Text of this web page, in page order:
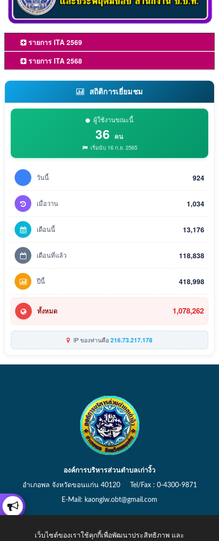
รายการ ITA 2569
รายการ ITA 2568
สถิติการเยี่ยมชม
ผู้ใช้งานขณะนี้
36 คน
เริ่มนับ 16 ก.ย. 2565
วันนี้ 924
เมื่อวาน 1,034
เดือนนี้ 13,176
เดือนที่แล้ว 118,838
ปีนี้ 418,998
ทั้งหมด 1,078,262
IP ของท่านคือ216.73.217.178
องค์การบริหารส่วนตำบลเก่างิ้ว
อำเภอพล จังหวัดขอนแก่น 40120 Tel/Fax : 0-4300-9871
E-Mail: kaongiw.obt@gmail.com
เว็บไซต์ของเราใช้คุกกี้เพื่อพัฒนาประสิทธิภาพ และ